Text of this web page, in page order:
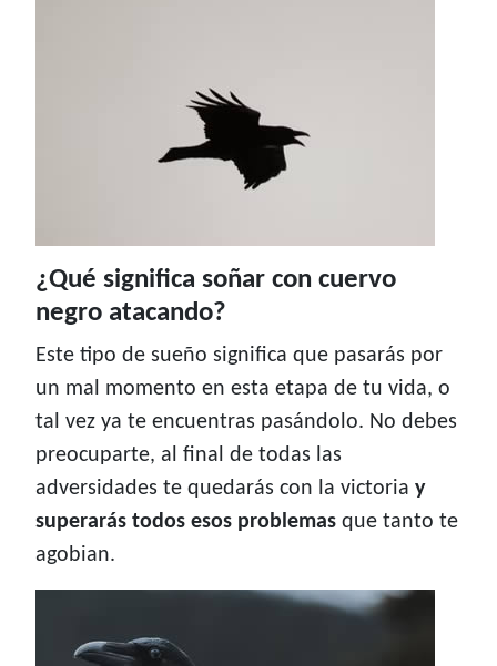
¿Qué significa soñar con cuervo
negro atacando?
Este tipo de sueño significa que pasarás por
un mal momento en esta etapa de tu vida, o
tal vez ya te encuentras pasándolo. No debes
preocuparte, al final de todas las
adversidades te quedarás con la victoria y
superarás todos esos problemas que tanto te
agobian.